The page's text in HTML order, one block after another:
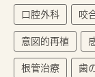
口腔外科 咬
意図的再植
根管治療 歯